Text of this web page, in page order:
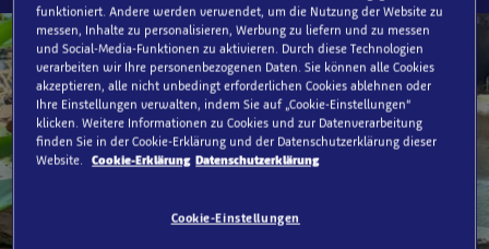
funktioniert. Andere werden verwendet, um die Nutzung der Website zu
messen, Inhalte zu personalisieren, Werbung zu liefern und zu messen
und Social-Media-Funktionen zu aktivieren. Durch diese Technologien
verarbeiten wir Ihre personenbezogenen Daten. Sie können alle Cookies
akzeptieren, alle nicht unbedingt erforderlichen Cookies ablehnen oder
Ihre Einstellungen verwalten, indem Sie auf „Cookie-Einstellungen“
klicken. Weitere Informationen zu Cookies und zur Datenverarbeitung
finden Sie in der Cookie-Erklärung und der Datenschutzerklärung dieser
Website.
Cookie-Erklärung Datenschutzerklärung
Cookie-Einstellungen